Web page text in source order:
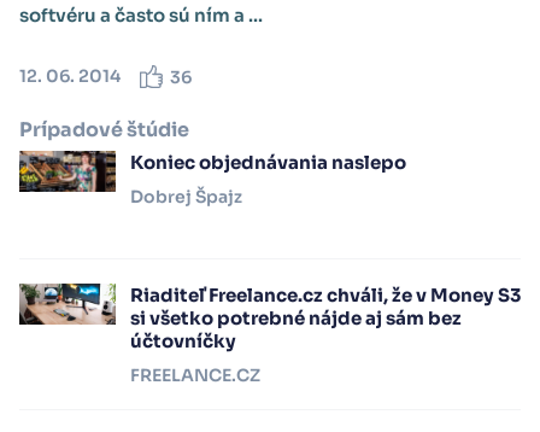
softvéru a často sú ním a ...
12. 06. 2014 36
Prípadové štúdie
Koniec objednávania naslepo
Dobrej Špajz
Riaditeľ Freelance.cz chváli, že v Money S3
si všetko potrebné nájde aj sám bez
účtovníčky
FREELANCE.CZ